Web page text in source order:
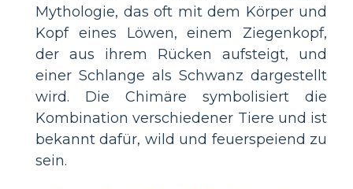
Mythologie, das oft mit dem Körper und
Kopf eines Löwen, einem Ziegenkopf,
der aus ihrem Rücken aufsteigt, und
einer Schlange als Schwanz dargestellt
wird. Die Chimäre symbolisiert die
Kombination verschiedener Tiere und ist
bekannt dafür, wild und feuerspeiend zu
sein.